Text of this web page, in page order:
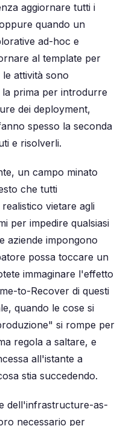
aggiornare tutti i
quando un
ad-hoc e
al template per
attività sono
prima per introdurre
dei deployment,
spesso la seconda
e risolverli.
un campo minato
che tutti
realistico vietare agli
per impedire qualsiasi
aziende impongono
possa toccare un
immaginare l'effetto
to-Recover di questi
quando le cose si
si rompe per
regola a saltare, e
all'istante a
stia succedendo.
dell'infrastructure-as-
necessario per